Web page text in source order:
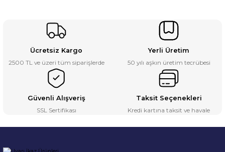
Ücretsiz Kargo
2500 TL ve üzeri tüm siparişlerde
Yerli Üretim
50 yılı aşkın üretim tecrübesi
Güvenli Alışveriş
SSL Sertifikası
Taksit Seçenekleri
Kredi kartına taksit ve havale